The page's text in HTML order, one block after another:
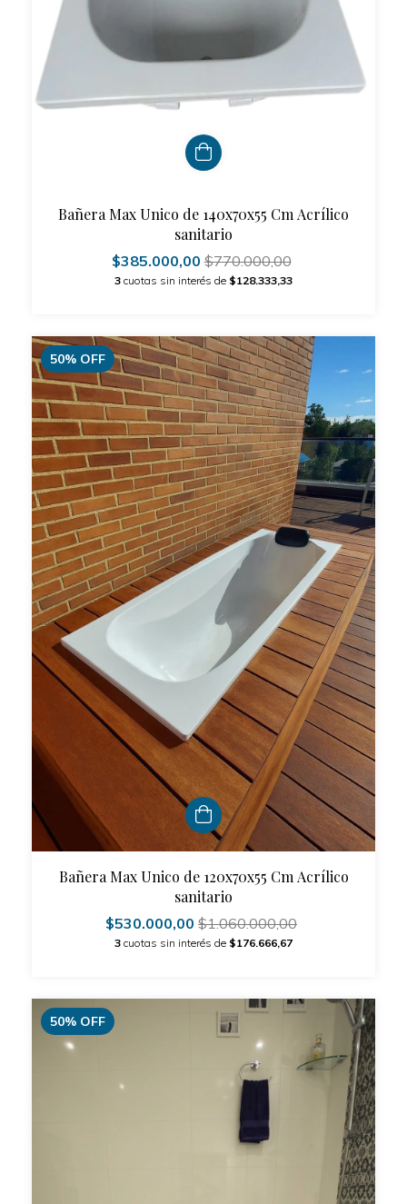
Bañera Max Unico de 140x70x55 Cm Acrílico
sanitario
$385.000,00$770.000,00
3 cuotas sin interés de $128.333,33
50% OFF
Bañera Max Unico de 120x70x55 Cm Acrílico
sanitario
$530.000,00 $1.060.000,00
3 cuotas sin interés de $176.666,67
50% OFF